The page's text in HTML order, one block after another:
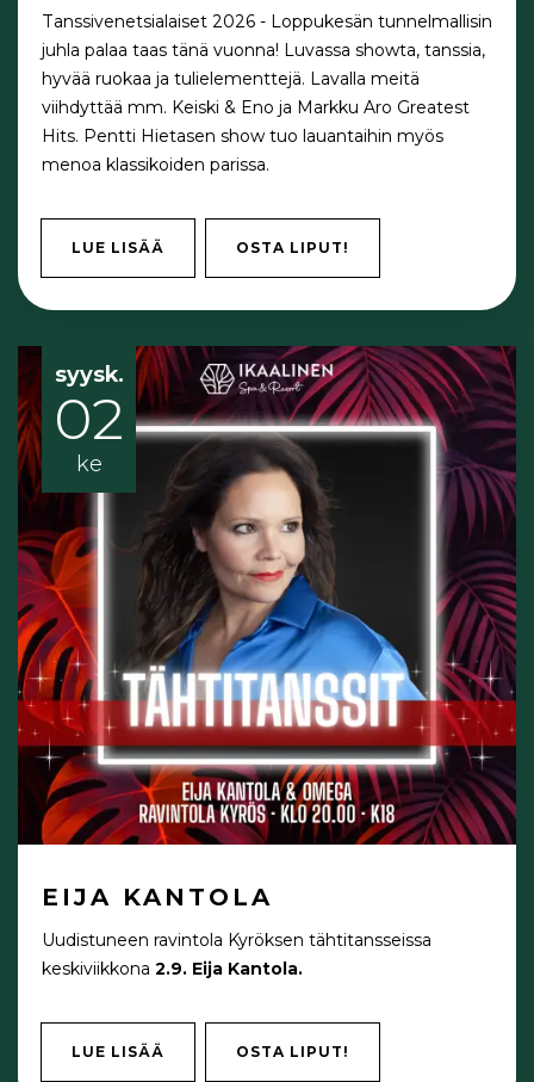
Tanssivenetsialaiset 2026 - Loppukesän tunnelmallisin
juhla palaa taas tänä vuonna! Luvassa showta, tanssia,
hyvää ruokaa ja tulielementtejä. Lavalla meitä
viihdyttää mm. Keiski & Eno ja Markku Aro Greatest
Hits. Pentti Hietasen show tuo lauantaihin myös
menoa klassikoiden parissa.
LUE LISÄÄ OSTA LIPUT!
syysk.
02
ke
EIJA KANTOLA
Uudistuneen ravintola Kyröksen tähtitansseissa
keskiviikkona 2.9. Eija Kantola.
LUE LISÄÄ OSTA LIPUT!